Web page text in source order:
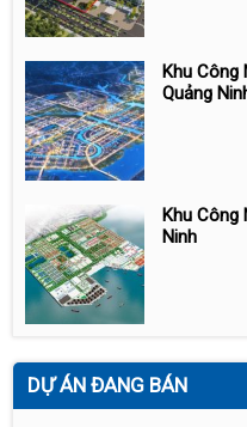
Khu Công
Quảng
Khu Công
Ninh
DỰ ÁN ĐANG BÁN